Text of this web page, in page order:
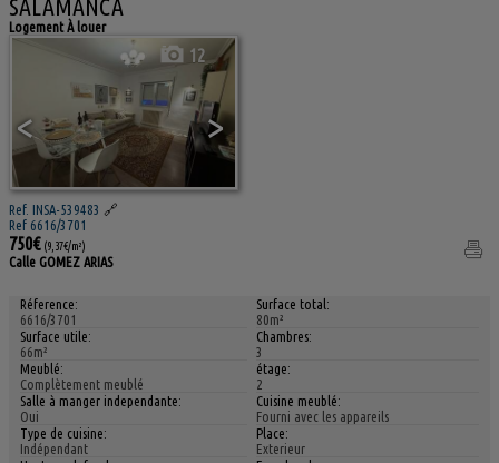
SALAMANCA
Logement À louer
< >
12
Ref. INSA-539483 🔗
Ref 6616/3701
750€ (9,37€/m²)
Calle GOMEZ ARIAS
Réference:
6616/3701
Surface total:
80m²
Surface utile:
66m²
Chambres:
3
Meublé:
Complètement meublé
étage:
2
Salle à manger independante:
Oui
Cuisine meublé:
Fourni avec les appareils
Type de cuisine:
Indépendant
Place:
Exterieur